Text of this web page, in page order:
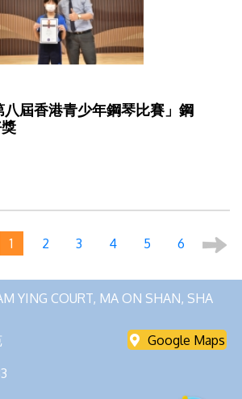
屆香港青少年鋼琴比賽」鋼
1 2 3 4 5 6
YING COURT, MA ON SHAN, SHA
Google Maps